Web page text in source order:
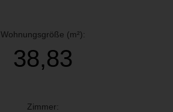
Wohnungsgröße (m²):
38,83
Zimmer: